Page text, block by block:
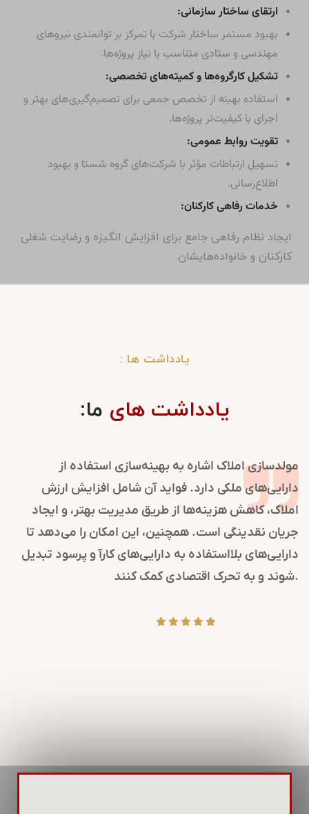
ارتقای ساختار سازمانی:
بهبود مستمر ساختار شرکت با تمرکز بر توانمندی نیروهای
مهندسی و ستادی متناسب با نیاز پروژه‌ها.
تشکیل کارگروه‌ها و کمیته‌های تخصصی:
استفاده بهینه از تخصص جمعی برای تصمیم‌گیری‌های بهتر و
اجرای با کیفیت‌تر پروژه‌ها.
تقویت روابط عمومی:
تسهیل ارتباطات مؤثر با شرکت‌های گروه شستا و بهبود
اطلاع‌رسانی.
خدمات رفاهی کارکنان:
ایجاد نظام رفاهی جامع برای افزایش انگیزه و رضایت شغلی
کارکنان و خانواده‌هایشان.
یادداشت ها :
یادداشت های ما:
مولدسازی املاک اشاره به بهینه‌سازی استفاده از
دارایی‌های ملکی دارد. فواید آن شامل افزایش ارزش
املاک، کاهش هزینه‌ها از طریق مدیریت بهتر، و ایجاد
جریان نقدینگی است. همچنین، این امکان را می‌دهد تا
دارایی‌های بلااستفاده به دارایی‌های کارآ و پرسود تبدیل
شوند و به تحرک اقتصادی کمک کنند.